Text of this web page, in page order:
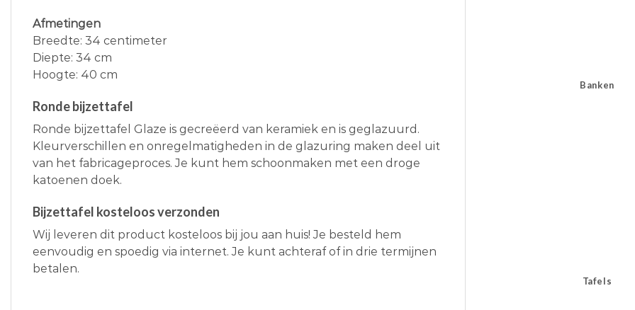
Afmetingen
Breedte: 34 centimeter
Diepte: 34 cm
Hoogte: 40 cm
Ronde bijzettafel
Ronde bijzettafel Glaze is gecreëerd van keramiek en is geglazuurd.
Kleurverschillen en onregelmatigheden in de glazuring maken deel uit
van het fabricageproces. Je kunt hem schoonmaken met een droge
katoenen doek.
Bijzettafel kosteloos verzonden
Wij leveren dit product kosteloos bij jou aan huis! Je besteld hem
eenvoudig en spoedig via internet. Je kunt achteraf of in drie termijnen
betalen.
Banken
Tafels